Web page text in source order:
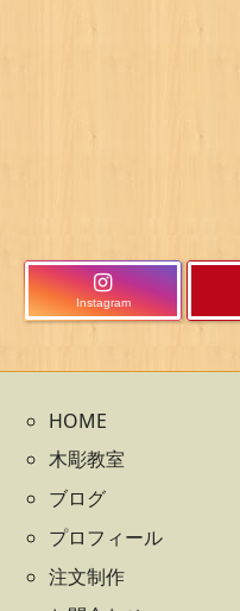
Instagram
HOME
木彫教室
ブログ
プロフィール
注文制作